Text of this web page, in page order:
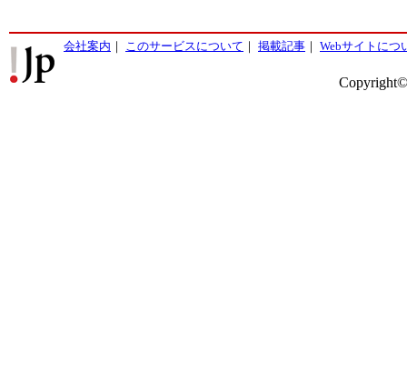
会社案内 ｜ このサービスについて ｜ 掲載記事 ｜ Webサイトにつ